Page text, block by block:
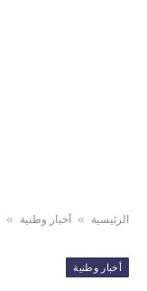
الرئيسية » أخبار وطنية »
أخبار وطنية